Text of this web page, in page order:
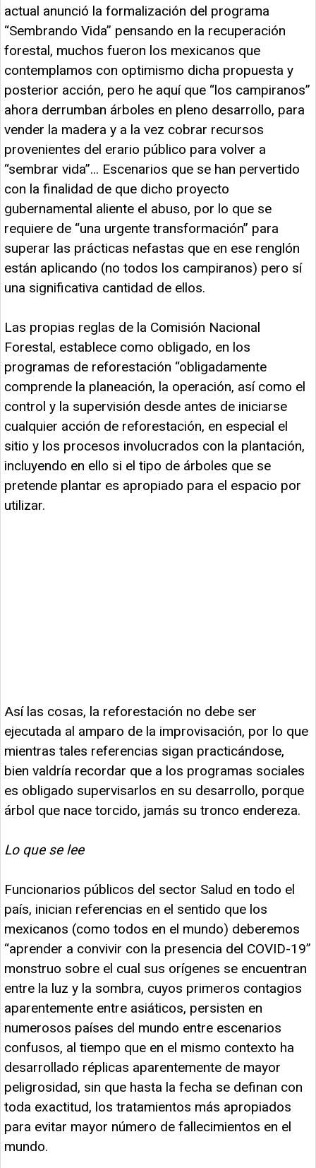
actual anunció la formalización del programa
“Sembrando Vida” pensando en la recuperación
forestal, muchos fueron los mexicanos que
contemplamos con optimismo dicha propuesta y
posterior acción, pero he aquí que “los campiranos”
ahora derrumban árboles en pleno desarrollo, para
vender la madera y a la vez cobrar recursos
provenientes del erario público para volver a
“sembrar vida”... Escenarios que se han pervertido
con la finalidad de que dicho proyecto
gubernamental aliente el abuso, por lo que se
requiere de “una urgente transformación” para
superar las prácticas nefastas que en ese renglón
están aplicando (no todos los campiranos) pero sí
una significativa cantidad de ellos.
Las propias reglas de la Comisión Nacional
Forestal, establece como obligado, en los
programas de reforestación “obligadamente
comprende la planeación, la operación, así como el
control y la supervisión desde antes de iniciarse
cualquier acción de reforestación, en especial el
sitio y los procesos involucrados con la plantación,
incluyendo en ello si el tipo de árboles que se
pretende plantar es apropiado para el espacio por
utilizar.
Así las cosas, la reforestación no debe ser
ejecutada al amparo de la improvisación, por lo que
mientras tales referencias sigan practicándose,
bien valdría recordar que a los programas sociales
es obligado supervisarlos en su desarrollo, porque
árbol que nace torcido, jamás su tronco endereza.
Lo que se lee
Funcionarios públicos del sector Salud en todo el
país, inician referencias en el sentido que los
mexicanos (como todos en el mundo) deberemos
“aprender a convivir con la presencia del COVID-19”
monstruo sobre el cual sus orígenes se encuentran
entre la luz y la sombra, cuyos primeros contagios
aparentemente entre asiáticos, persisten en
numerosos países del mundo entre escenarios
confusos, al tiempo que en el mismo contexto ha
desarrollado réplicas aparentemente de mayor
peligrosidad, sin que hasta la fecha se definan con
toda exactitud, los tratamientos más apropiados
para evitar mayor número de fallecimientos en el
mundo.